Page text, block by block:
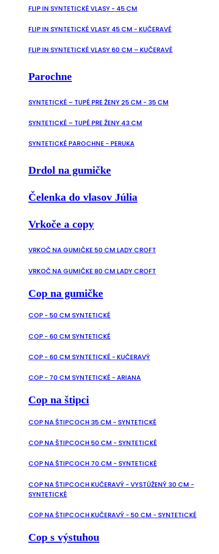
FLIP IN SYNTETICKÉ VLASY - 45 CM
FLIP IN SYNTETICKÉ VLASY 45 CM - KUČERAVÉ
FLIP IN SYNTETICKÉ VLASY 60 CM – KUČERAVÉ
Parochne
SYNTETICKÉ – TUPÉ PRE ŽENY 25 CM - 35 CM
SYNTETICKÉ – TUPÉ PRE ŽENY 43 CM
SYNTETICKÉ PAROCHNE - PERUKA
Drdol na gumičke
Čelenka do vlasov Júlia
Vrkoče a copy
VRKOČ NA GUMIČKE 50 CM LADY CROFT
VRKOČ NA GUMIČKE 80 CM LADY CROFT
Cop na gumičke
COP - 50 CM SYNTETICKÉ
COP - 60 CM SYNTETICKÉ
COP - 60 CM SYNTETICKÉ - KUČERAVÝ
COP - 70 CM SYNTETICKÉ - ARIANA
Cop na štipci
COP NA ŠTIPCOCH 35 CM - SYNTETICKÉ
COP NA ŠTIPCOCH 50 CM - SYNTETICKÉ
COP NA ŠTIPCOCH 70 CM - SYNTETICKÉ
COP NA ŠTIPCOCH KUČERAVÝ - VYSTÚŽENÝ 30 CM -
SYNTETICKÉ
COP NA ŠTIPCOCH KUČERAVÝ - 50 CM - SYNTETICKÉ
Cop s výstuhou